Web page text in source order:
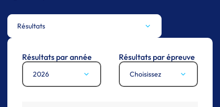
Résultats
Résultats par année
2026
Résultats par épreuve
Choisissez